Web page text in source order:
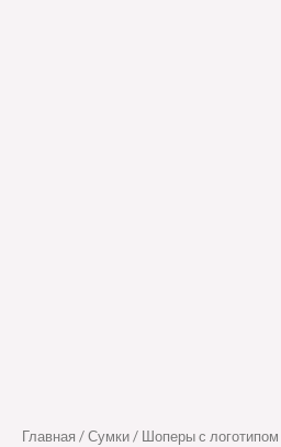
Главная /Сумки/ Шоперы с логотипом